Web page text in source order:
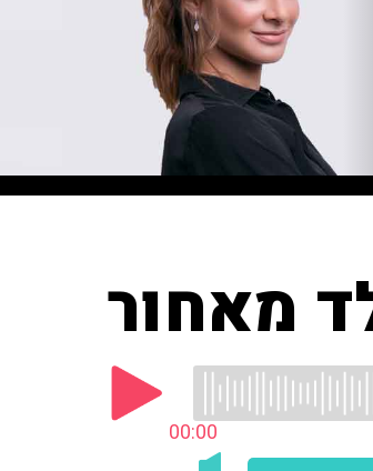
מאחור
00:00